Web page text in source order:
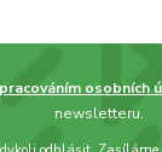
osobních
newsletteru.